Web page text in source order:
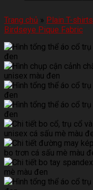
Trang chủ » Plain T-shirts
Birdseye Pique Fabric